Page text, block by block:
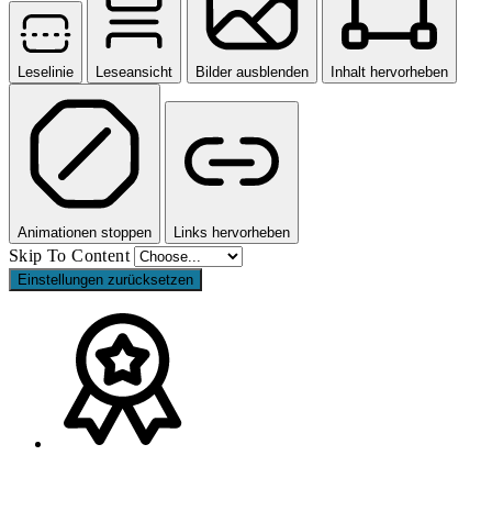
Leselinie Leseansicht Bilder ausblenden Inhalt hervorheben
Animationen stoppen Links hervorheben
Skip To Content
Einstellungen zurücksetzen